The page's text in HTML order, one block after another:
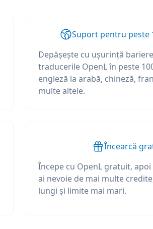
Suport pentru peste
Depășește cu ușurință
traducerile OpenL în peste
engleză la arabă, chineză,
multe altele.
Încearcă
Începe cu OpenL gratuit,
ai nevoie de mai multe
lungi și limite mai mari.